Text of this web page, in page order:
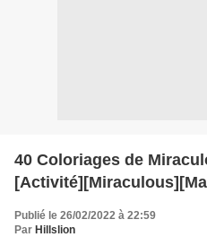
40 Coloriages de
Publié le 26/02/2022 à 22:59
Par Hillslion